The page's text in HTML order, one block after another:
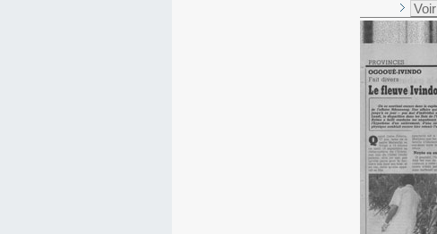
Voir